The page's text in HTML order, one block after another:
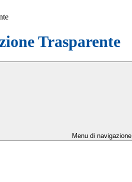
Trasparente
Menu di navigazione